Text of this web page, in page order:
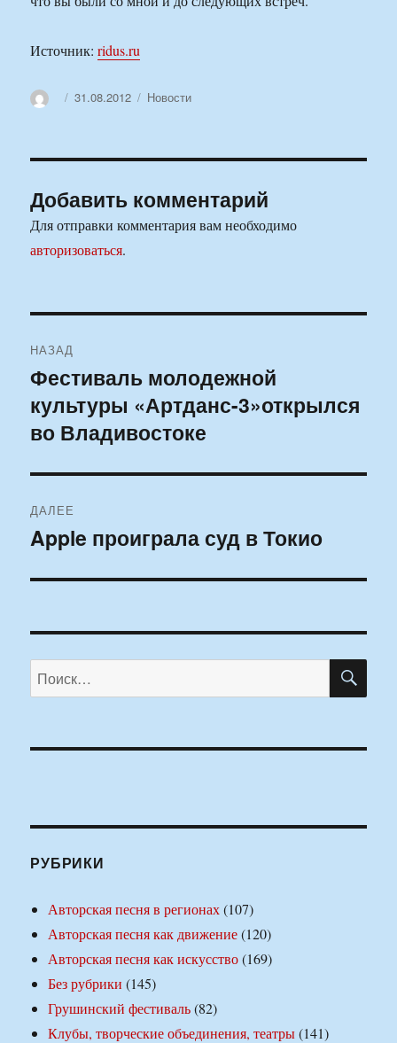
Источник:ridus.ru
АвторОпубликовано
31.08.2012 Рубрики
Новости
Добавить комментарий
Для отправки комментария вам необходимо
авторизоваться.
по
записям
НАЗАД
Предыдущая
запись:
Фестиваль молодежной
культуры «Артданс-3»открылся
во Владивостоке
ДАЛЕЕ
Следующая
Apple проиграла суд в Токио
Искать:
РУБРИКИ
Авторская песня в регионах(107)
Авторская песня как движение(120)
Авторская песня как искусство(169)
Без рубрики (145)
Грушинский фестиваль(82)
Клубы, творческие объединения, театры(141)